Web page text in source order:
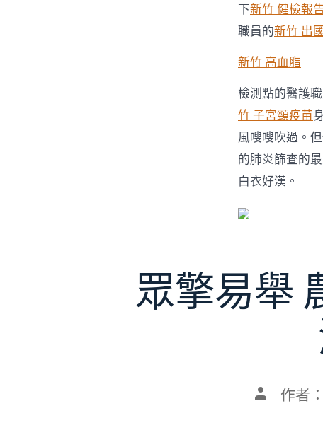
下新竹 健檢報
職員的新竹 出
新竹 高血脂
檢測點的醫護
竹 子宮頸疫苗
風嗖嗖吹過。
的肺炎篩查的
白衣好漢。
眾擎易舉
文 作者：